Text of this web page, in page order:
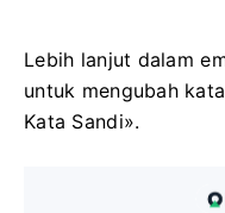
Lebih lanjut dalam
untuk mengubah
Kata Sandi».